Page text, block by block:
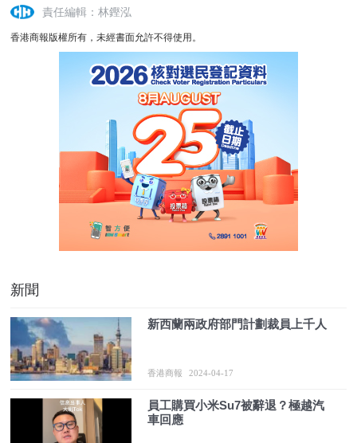
責任編輯：林鏗泓
香港商報版權所有，未經書面允許不得使用。
新聞
新西蘭兩政府部門計劃裁員上千人
香港商報 2024-04-17
員工購買小米Su7被辭退？極越汽
車回應